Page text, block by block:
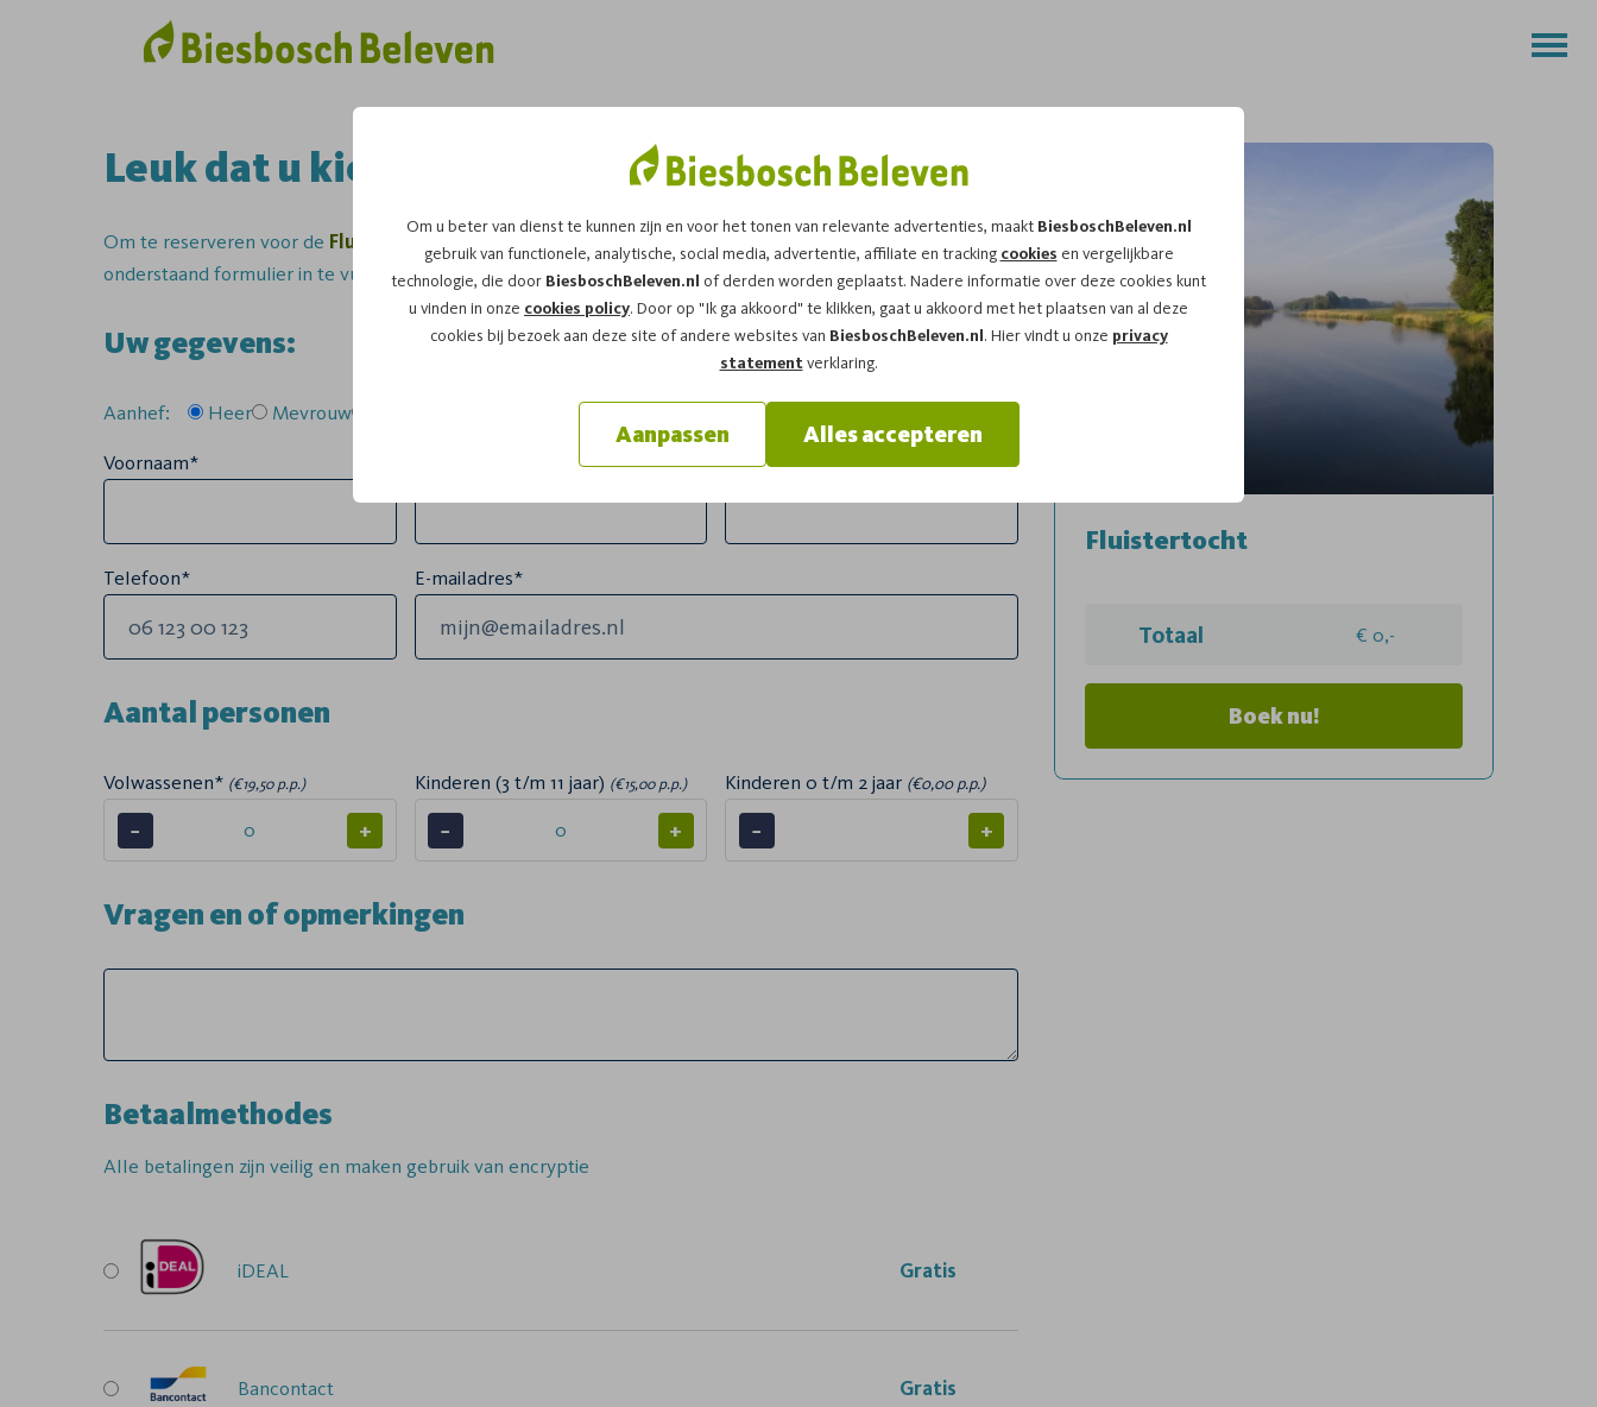
Om u beter van dienst te kunnen zijn en voor het tonen van relevante advertenties, maakt BiesboschBeleven.nl
gebruik van functionele, analytische, social media, advertentie, affiliate en tracking cookies en vergelijkbare
technologie, die door BiesboschBeleven.nl of derden worden geplaatst. Nadere informatie over deze cookies kunt
u vinden in onze cookies policy. Door op "Ik ga akkoord" te klikken, gaat u akkoord met het plaatsen van al deze
cookies bij bezoek aan deze site of andere websites van BiesboschBeleven.nl. Hier vindt u onze privacy
statementverklaring.
Aanpassen Alles accepteren
Leuk dat u kiest voor dit arrangement!
Om te reserveren voor de Fluistertocht vaartocht op vrijdag 08-08-2025 om 12:00
vragen wij u
onderstaand formulier in te vullen.
Uw gegevens:
Aanhef: Heer Mevrouw
Voornaam* Achternaam*
Telefoon* E-mailadres*
Aantal personen
Volwassenen* (€19,50 p.p.)
− +
Kinderen (3 t/m 11 jaar) (€15,00 p.p.)
− +
Kinderen 0 t/m 2 jaar (€0,00 p.p.)
− +
Vragen en of opmerkingen
Fluistertocht
Totaal 0,-
Boek nu!
Betaalmethodes
Alle betalingen zijn veilig en maken gebruik van encryptie
iDEAL Gratis
Bancontact Gratis